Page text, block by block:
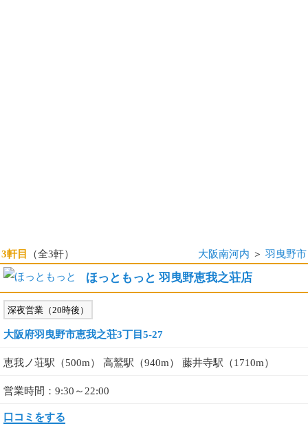
3軒目 （全3軒） 大阪南河内 ＞ 羽曳野市
ほっともっと 羽曳野恵我之荘店
深夜営業（20時後）
大阪府羽曳野市恵我之荘3丁目5-27
恵我ノ荘駅（500m） 高鷲駅（940m） 藤井寺駅（1710m）
営業時間：9:30～22:00
口コミをする